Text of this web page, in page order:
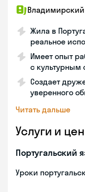
Владимирский
Жила в
реальное
Имеет опыт
с культурным
Создает
уверенного
Читать дальше
Услуги и
Португальский
Уроки